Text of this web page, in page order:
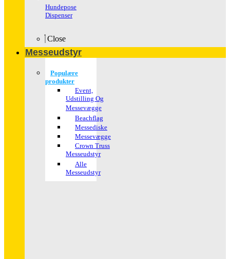
Hundepose
Dispenser
Close
Messeudstyr
Populære
produkter
Event,
Udstilling Og
Messevægge
Beachflag
Messediske
Messevægge
Crown Truss
Messeudstyr
Alle
Messeudstyr